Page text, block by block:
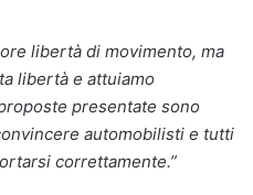
libertà di movimento, ma
libertà e attuiamo
presentate sono
automobilisti e tutti
correttamente.”